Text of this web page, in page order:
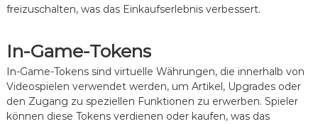
freizuschalten, was das Einkaufserlebnis verbessert.
In-Game-Tokens
In-Game-Tokens sind virtuelle Währungen, die innerhalb von
Videospielen verwendet werden, um Artikel, Upgrades oder
den Zugang zu speziellen Funktionen zu erwerben. Spieler
können diese Tokens verdienen oder kaufen, was das